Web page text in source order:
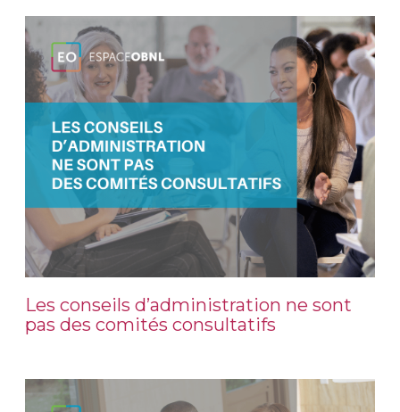
Les conseils d’administration ne sont
pas des comités consultatifs